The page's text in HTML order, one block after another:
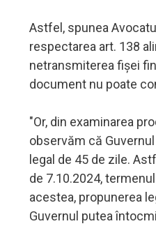
Astfel, spunea
respectarea art. 138
netransmiterea fişei
document nu poate
"Or, din examinarea
observăm că
legal de 45 de zile.
de 7.10.2024,
acestea, propunerea
Guvernul putea